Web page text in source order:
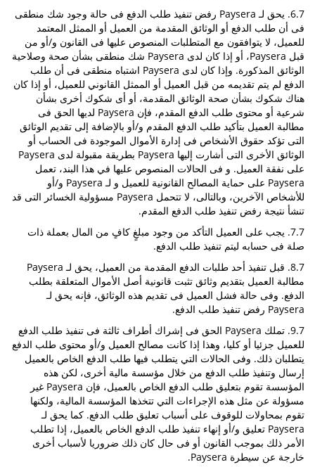
6.7. يحق لـ Paysera رفض تنفيذ طلب الدفع فى حالة وجود شك منطقى
فى أن طلب الدفع أو الوثائق المقدمة من العميل أو الممثل المعتمد
للعميل، لا يتوافقون مع المتطلبات المنصوص عليها فى القانون و/أو من
قبل Paysera، أو إذا كان لدى Paysera شك منطقى بشأن صحة وصلاحية
الوثائق المذكورة. وإذا كان لدى Paysera اشتباه منطقى فى أن طلب
الدفع لم يتم تقديمه من قبل العميل أو الممثل القانوني للعميل، أو إذا كان
هناك شكوك بشأن صحة الوثائق المقدمة، أو أى شكوك أخرى بشأن
شرعية أو محتوى طلب الدفع المقدم، فإن Paysera لديها الحق فى
مطالبة العميل بتأكيد طلب الدفع المقدم و/أو بالإضافة إلى تقديم الوثائق
التى تؤكد حقوق الأشخاص فى إدارة الأموال الموجودة فى الحساب أو
الوثائق الأخرى التى أشارت إليها Paysera بطريقة مقبولة لدى Paysera
على نفقة العميل. و فى الحالات المنصوص عليها في هذا البند، تعمل
Paysera على حماية المصالح القانونية للعميل و لـ Paysera و/أو
للأشخاص الآخرين، وبالتالى، لا تتحمل Paysera مسؤولية الخسائر التى قد
تنشأ نتيجة رفض تنفيذ طلب الدفع المقدم.
7.7. يجب على العميل التأكد من وجود مبلغٍ كافٍ من المال بعملة ذات
صلة فى حسابه ليتم تنفيذ طلب الدفع.
8.7. قبل تنفيذ أحد طلبات الدفع المقدمة من العميل، يحق لـ Paysera
مطالبة العميل بتقديم وثائق تثبت قانونية أصل الأموال المتعلقة بطلب
الدفع. وفى حالة فشل العميل فى تقديم هذه الوثائق، فإنه يحق لـ
Paysera رفض تنفيذ طلب الدفع.
9.7. تملك Paysera الحق فى إشراك أطراف ثالثة فى تنفيذ طلب الدفع
للعميل جزئيا أو كليا، وهذا إذا كانت مصالح العميل و/أو محتوى طلب الدفع
يتطلبان ذلك. وفى الحالات التي يتطلب فيها طلب الدفع الخاص بالعميل
إرسال وتنفيذ طلب الدفع من خلال مؤسسة مالية أخرى، لكن هذه
المؤسسة تقوم بتعليق طلب الدفع الخاص بالعميل، فإن Paysera غير
مسؤولة عن مثل هذه الإجراءات التي تتخذها المؤسسة المالية، ولكنها
تقوم بمحاولات للوقوف على أسباب تعليق طلب الدفع. كما يحق لـ
Paysera تعليق و/أو إنهاء تنفيذ طلب الدفع الخاص بالعميل، إذا تطلب
الأمر ذلك بموجب القانون أو فى حال كان ذلك ضروريا لأسباب أخرى
خارجة عن سيطرة Paysera.